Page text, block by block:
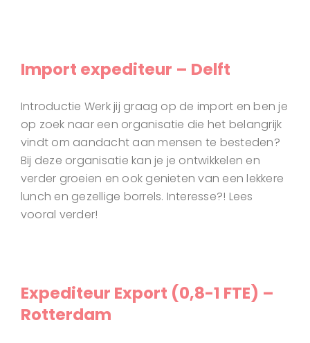
Import expediteur – Delft
Introductie Werk jij graag op de import en ben je
op zoek naar een organisatie die het belangrijk
vindt om aandacht aan mensen te besteden?
Bij deze organisatie kan je je ontwikkelen en
verder groeien en ook genieten van een lekkere
lunch en gezellige borrels. Interesse?! Lees
vooral verder!
Expediteur Export (0,8-1 FTE) –
Rotterdam